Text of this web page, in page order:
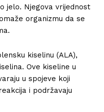
jelo. Njegova vrijednost
organizmu da se
kiselinu (ALA),
Ove kiseline u
u spojeve koji
i podržavaju